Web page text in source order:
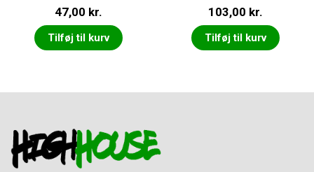
47,00 kr.
Tilføj til kurv
103,00 kr.
Tilføj til kurv